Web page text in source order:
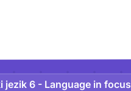
jezik 6 - Language in focus